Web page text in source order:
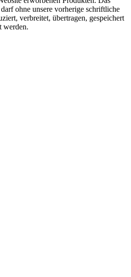
ohne unsere vorherige schriftliche
verbreitet, übertragen, gespeichert
werden.